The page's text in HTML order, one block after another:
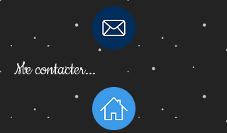
Me contacter...